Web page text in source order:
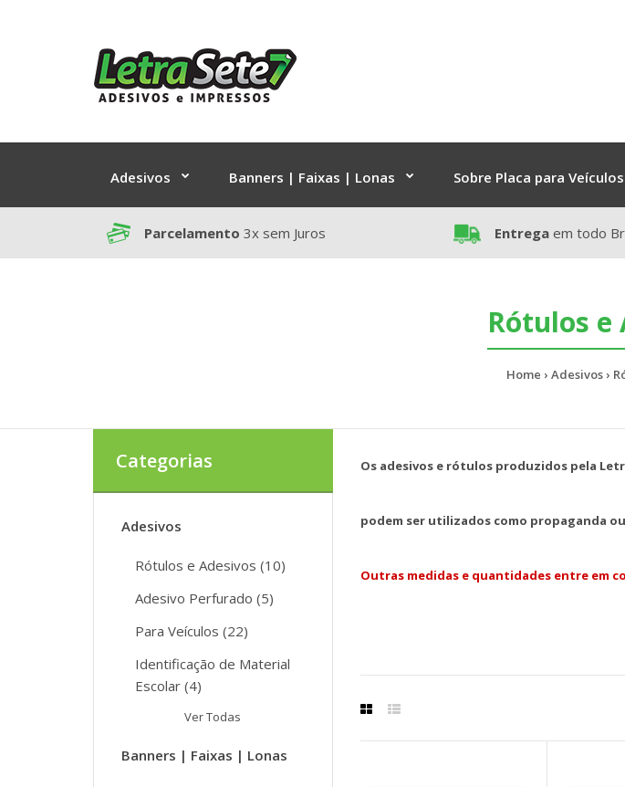
Adesivos Banners | Faixas | Lonas Sobre Placa para Veículos
Parcelamento 3x sem Juros Entrega em todo
Rótulos e
Home Adesivos
Categorias
Adesivos
Rótulos e Adesivos (10)
Adesivo Perfurado (5)
Para Veículos (22)
Identificação de Material
Escolar (4)
Ver Todas
Banners | Faixas | Lonas
Os adesivos e rótulos produzidos pela
podem ser utilizados como propaganda
Outras medidas e quantidades entre em